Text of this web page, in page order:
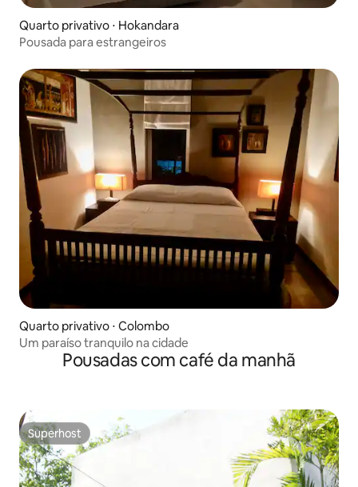
Quarto privativo ⋅ Hokandara
Pousada para estrangeiros
Quarto privativo ⋅ Colombo
Um paraíso tranquilo na cidade
Pousadas com café da manhã
Superhost
Superhost